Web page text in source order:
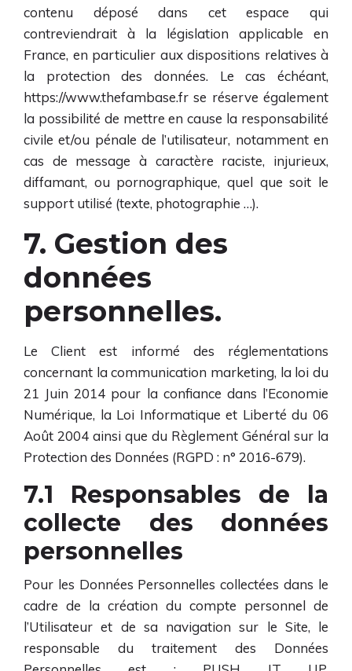
contenu déposé dans cet espace qui
contreviendrait à la législation applicable en
France, en particulier aux dispositions relatives à
la protection des données. Le cas échéant,
https://www.thefambase.fr se réserve également
la possibilité de mettre en cause la responsabilité
civile et/ou pénale de l’utilisateur, notamment en
cas de message à caractère raciste, injurieux,
diffamant, ou pornographique, quel que soit le
support utilisé (texte, photographie …).
7. Gestion des
données
personnelles.
Le Client est informé des réglementations
concernant la communication marketing, la loi du
21 Juin 2014 pour la confiance dans l’Economie
Numérique, la Loi Informatique et Liberté du 06
Août 2004 ainsi que du Règlement Général sur la
Protection des Données (RGPD : n° 2016-679).
7.1 Responsables de la
collecte des données
personnelles
Pour les Données Personnelles collectées dans le
cadre de la création du compte personnel de
l’Utilisateur et de sa navigation sur le Site, le
responsable du traitement des Données